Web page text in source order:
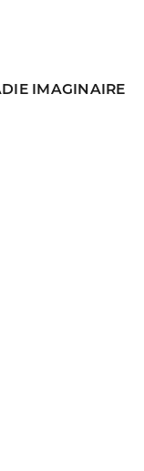
IMAGINAIRE